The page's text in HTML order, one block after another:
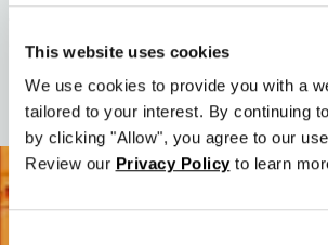
This website uses cookies
We use cookies to provide you with a
tailored to your interest. By continuing
by clicking "Allow", you agree to our
Review our Privacy Policy to learn
版本: 12.3
日期: 2026-05-05